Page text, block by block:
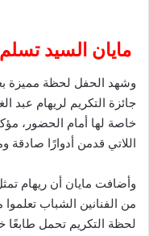
مايان السيد
وشهد الحفل لحظة مميزة
جائزة التكريم لريهام
خاصة لها أمام الحضور،
اللاتي قدمن أدوارًا
وأضافت مايان أن ريهام
من الفنانين الشباب
لحظة التكريم تحمل طابعًا